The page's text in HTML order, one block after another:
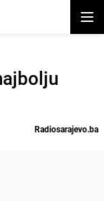
Radiosarajevo.ba